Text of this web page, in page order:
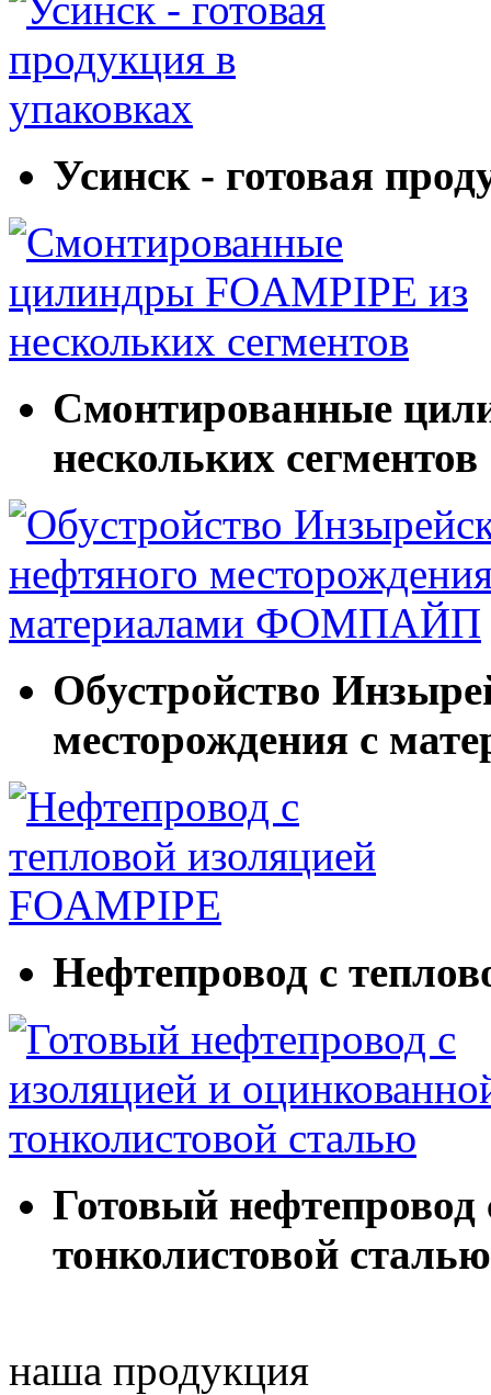
Усинск - готовая
Смонтированные
нескольких сегментов
Обустройство
месторождения с
Нефтепровод с
Готовый
тонколистовой сталью
наша продукция